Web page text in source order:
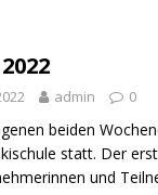
admin 0
beiden
statt. Der
und